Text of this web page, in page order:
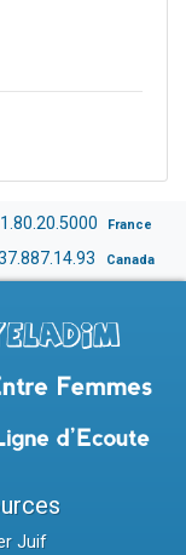
France
Canada
Juif